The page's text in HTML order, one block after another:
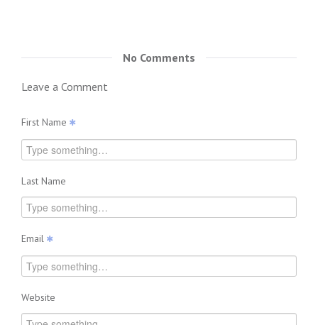
No Comments
Leave a Comment
First Name
Last Name
Email
Website